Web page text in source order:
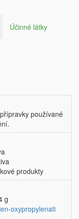
Účinné látky
používané
produkty
g
oxypropylenati